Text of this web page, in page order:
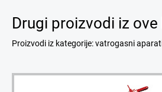
Drugi proizvodi iz
Proizvodi iz kategorije: vatrogasni